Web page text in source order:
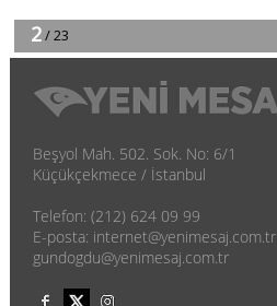
Beşyol Mah. 502. Sok. No: 6/1
Küçükçekmece / İstanbul
Telefon: (212) 624 09 99
E-posta: internet@yenimesaj.com.tr
gundogdu@yenimesaj.com.tr